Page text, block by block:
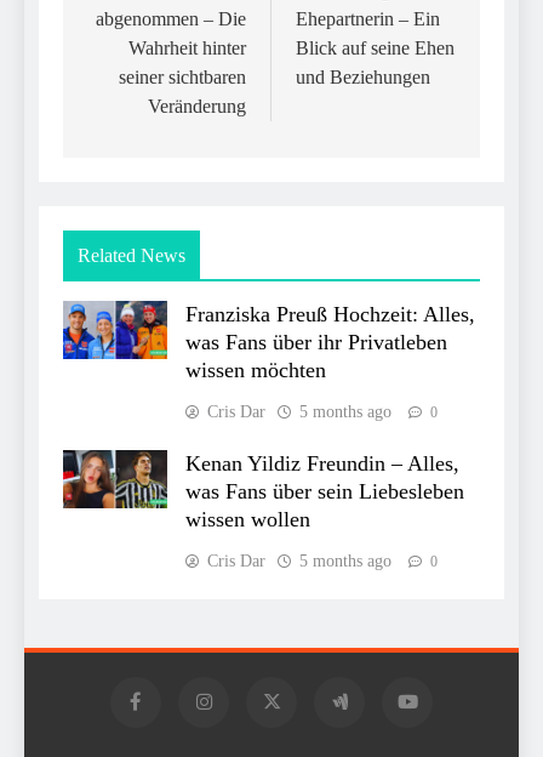
abgenommen – Die
Wahrheit hinter
seiner sichtbaren
Veränderung
Ehepartnerin – Ein
Blick auf seine Ehen
und Beziehungen
Related News
Franziska Preuß Hochzeit: Alles,
was Fans über ihr Privatleben
wissen möchten
Cris Dar 5 months ago 0
Kenan Yildiz Freundin – Alles,
was Fans über sein Liebesleben
wissen wollen
Cris Dar 5 months ago 0